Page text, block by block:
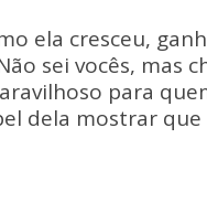
ela cresceu,
sei vocês, mas
para
dela mostrar